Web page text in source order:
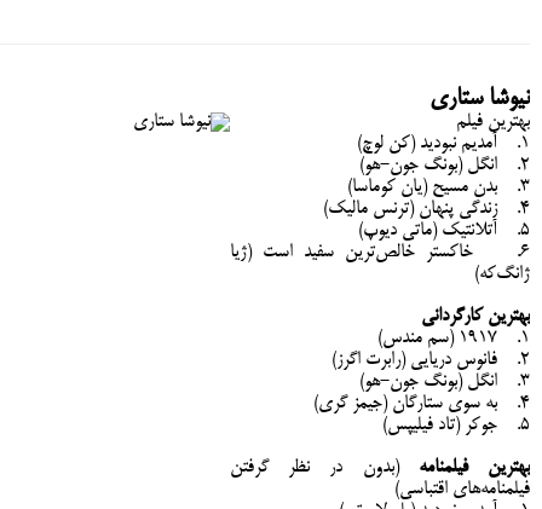
نیوشا ستاری
بهترین فیلم
1. آمدیم نبودید (کن لوچ)
2. انگل (بونگ جون-هو)
3. بدن مسیح (یان کوماسا)
4. زندگی پنهان (ترنس مالیک)
5. آتلانتیک (ماتی دیوپ)
6. خاکستر خالص‌ترین سفید است (ژیا
ژانگ‌که)
بهترین کارگردانی
1. 1917 (سم مندس)
2. فانوس دریایی (رابرت اگرز)
3. انگل (بونگ جون-هو)
4. به سوی ستارگان (جیمز گری)
5. جوکر (تاد فیلیپس)
بهترین فیلمنامه (بدون در نظر گرفتن
فیلمنامه‌های اقتباسی)